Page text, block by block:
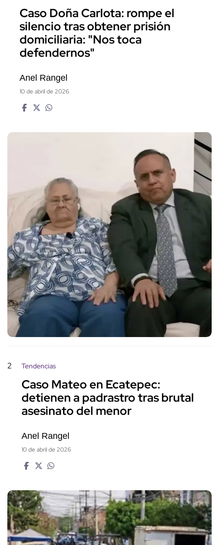
Caso Doña Carlota: rompe el
silencio tras obtener prisión
domiciliaria: "Nos toca
defendernos"
Anel Rangel
10 de abril de 2026
2 Tendencias
Caso Mateo en Ecatepec:
detienen a padrastro tras brutal
asesinato del menor
Anel Rangel
10 de abril de 2026